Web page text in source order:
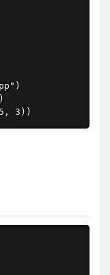
3))